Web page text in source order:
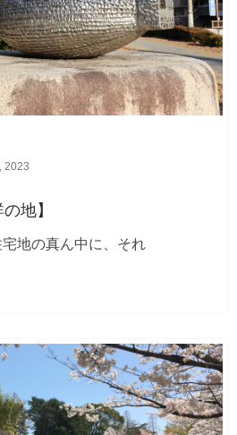
2023
地】
地の真ん中に、それ